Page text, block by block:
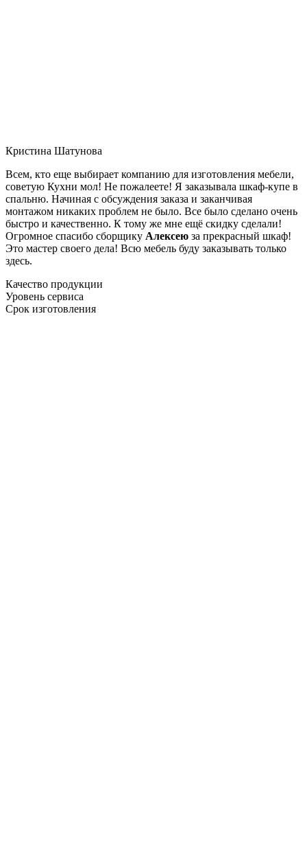
Кристина Шатунова
Всем, кто еще выбирает компанию для изготовления мебели,
советую Кухни мол! Не пожалеете! Я заказывала шкаф-купе в
спальню. Начиная с обсуждения заказа и заканчивая
монтажом никаких проблем не было. Все было сделано очень
быстро и качественно. К тому же мне ещё скидку сделали!
Огромное спасибо сборщику Алексею за прекрасный шкаф!
Это мастер своего дела! Всю мебель буду заказывать только
здесь.
Качество продукции
Уровень сервиса
Срок изготовления